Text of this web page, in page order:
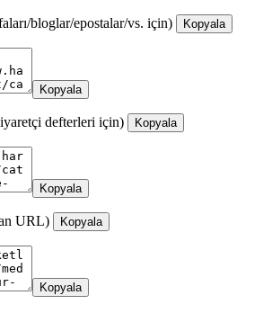
bloglar/epostalar/vs. için) Kopyala
Kopyala
defterleri için) Kopyala
Kopyala
URL) Kopyala
Kopyala